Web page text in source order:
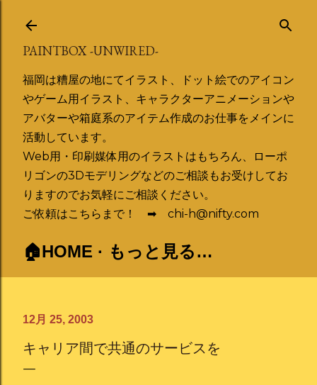
スキップしてメイン コンテンツに移動
PAINTBOX -UNWIRED-
福岡は糟屋の地にてイラスト、ドット絵でのアイコン
やゲーム用イラスト、キャラクターアニメーションや
アバターや箱庭系のアイテム作成のお仕事をメインに
活動しています。
Web用・印刷媒体用のイラストはもちろん、ローポ
リゴンの3Dモデリングなどのご相談もお受けしてお
りますのでお気軽にご相談ください。
ご依頼はこちらまで！ ➡ chi-h@nifty.com
🏠HOME もっと見る…
12月 25, 2003
キャリア間で共通のサービスを